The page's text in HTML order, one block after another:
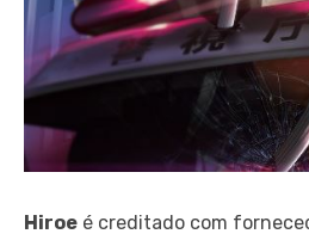
Hiroe é creditado com